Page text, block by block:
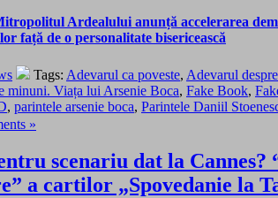
Ardealului anunță accelerarea
față de o personalitate bisericească
Tags: Adevarul ca poveste, Adevarul
minuni. Viața lui Arsenie Boca, Fake Book,
, parintele arsenie boca, Parintele Daniil
»
scenariu dat la
a cartilor „Spovedanie la